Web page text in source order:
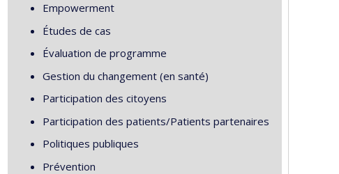
Empowerment
Études de cas
Évaluation de programme
Gestion du changement (en santé)
Participation des citoyens
Participation des patients/Patients partenaires
Politiques publiques
Prévention